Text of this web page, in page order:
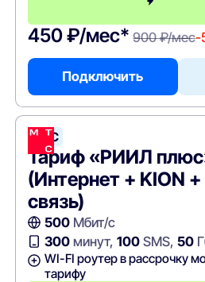
450 ₽/мес* 900 ₽/мес-
Подключить
МТС
Тариф «РИИЛ
(Интернет + KION
связь)
500Мбит/с
300минут, 100SMS, 50
WI-FI роутер в рассрочку
тарифу